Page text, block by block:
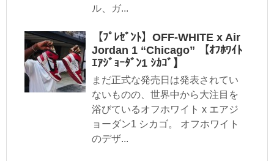
ル、ガ...
【ﾌﾟﾚｾﾞﾝﾄ】OFF-WHITE x Air
Jordan 1 “Chicago” 【ｵﾌﾎﾜｲﾄ
ｴｱｼﾞｮｰﾀﾞﾝ1 ｼｶｺﾞ】
まだ正式な発売日は発表されてい
ないものの、世界中から大注目を
浴びているオフホワイト x エアジ
ョーダン1 シカゴ。 オフホワイト
のデザ...